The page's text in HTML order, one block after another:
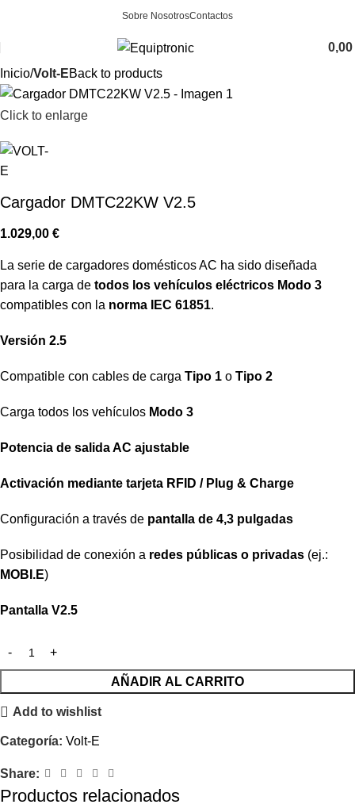
Sobre NosotrosContactos
0,00
Inicio Volt-EBack to products
Click to enlarge
Cargador DMTC22KW V2.5
1.029,00 €
La serie de cargadores domésticos AC ha sido diseñada
para la carga de todos los vehículos eléctricos Modo 3
compatibles con la norma IEC 61851.
Versión 2.5
Compatible con cables de carga Tipo 1 o Tipo 2
Carga todos los vehículos Modo 3
Potencia de salida AC ajustable
Activación mediante tarjeta RFID / Plug & Charge
Configuración a través de pantalla de 4,3 pulgadas
Posibilidad de conexión a redes públicas o privadas (ej.:
MOBI.E)
Pantalla V2.5
AÑADIR AL CARRITO
Add to wishlist
Categoría: Volt-E
Share:
Productos relacionados